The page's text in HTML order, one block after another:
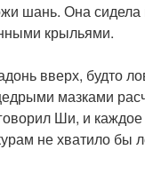
шань. Она сидела
крыльями.
вверх, будто
мазками
Ши, и
не хватило бы